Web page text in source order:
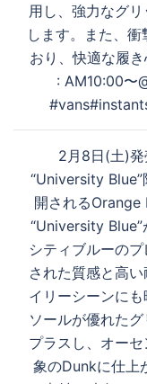
用し、強力なグ
します。また、
おり、快適な履
: AM10:00〜
2月8日(土)
“University
開される
“University
シティブルーの
された質感と高
イリーシーンに
ソールが優れた
プラスし、オー
象のDunkに仕上